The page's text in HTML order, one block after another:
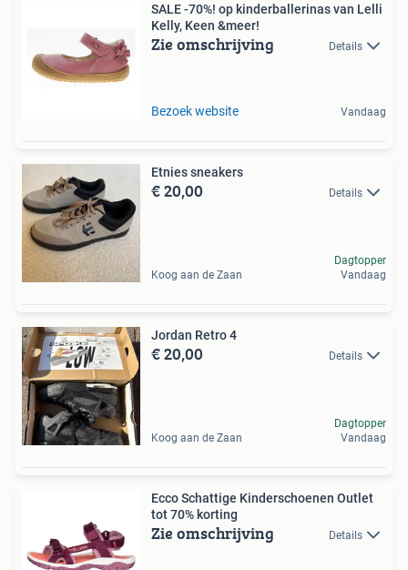
SALE -70%! op kinderballerinas van Lelli
Kelly, Keen &meer!
Zie omschrijving Details
Bezoek website Vandaag
Etnies sneakers
€ 20,00 Details
Koog aan de Zaan
Dagtopper
Vandaag
Jordan Retro 4
€ 20,00 Details
Koog aan de Zaan
Dagtopper
Vandaag
Ecco Schattige Kinderschoenen Outlet
tot 70% korting
Zie omschrijving Details